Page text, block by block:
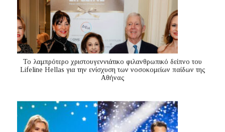
Το λαμπρότερο χριστουγεννιάτικο φιλανθρωπικό δείπνο του
Lifeline Hellas για την ενίσχυση των νοσοκομείων παίδων της
Αθήνας